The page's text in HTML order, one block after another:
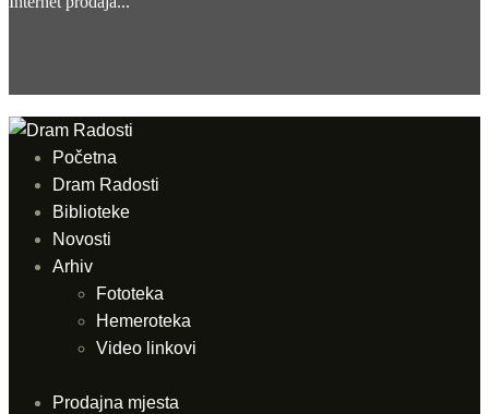
Početna
Dram Radosti
Biblioteke
Novosti
Arhiv
Fototeka
Hemeroteka
Video linkovi
Prodajna mjesta